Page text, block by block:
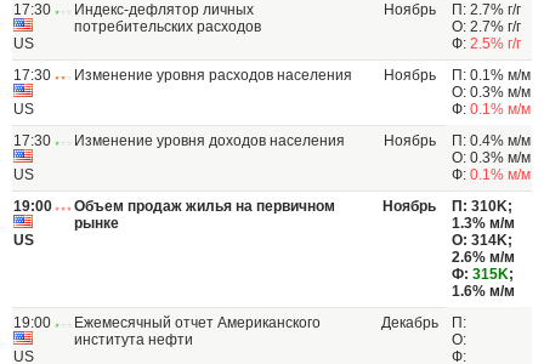
17:30
US
Индекс-дефлятор личных
потребительских расходов
Ноябрь
П: 2.7% г/г
О: 2.7% г/г
Ф: 2.5% г/г
17:30
US
Изменение уровня расходов населения Ноябрь
П: 0.1% м/м
О: 0.3% м/м
Ф: 0.1% м/м
17:30
US
Изменение уровня доходов населения Ноябрь
П: 0.4% м/м
О: 0.3% м/м
Ф: 0.1% м/м
19:00
US
Объем продаж жилья на первичном
рынке
Ноябрь
П: 310K;
1.3% м/м
О: 314K;
2.6% м/м
Ф: 315K;
1.6% м/м
19:00
US
Ежемесячный отчет Американского
института нефти
Декабрь
П:
О:
Ф: